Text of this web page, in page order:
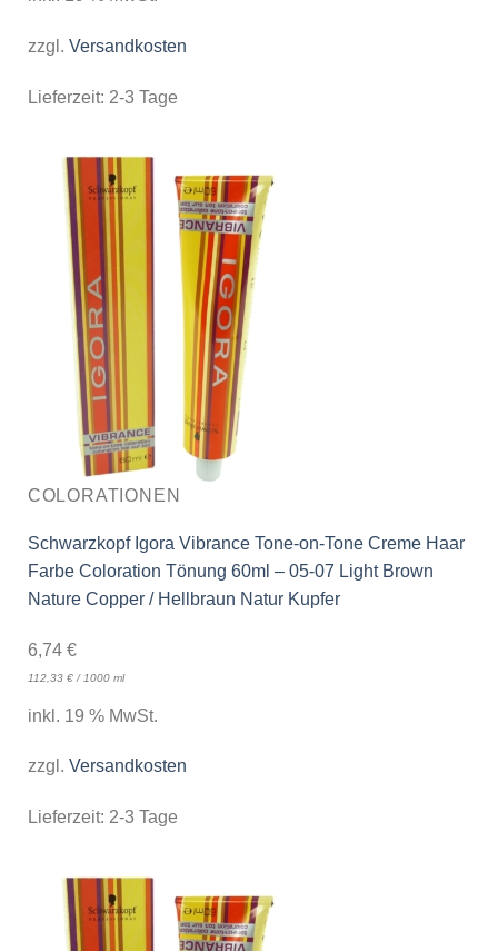
zzgl. Versandkosten
Lieferzeit: 2-3 Tage
COLORATIONEN
Schwarzkopf Igora Vibrance Tone-on-Tone Creme Haar
Farbe Coloration Tönung 60ml – 05-07 Light Brown
Nature Copper / Hellbraun Natur Kupfer
6,74 €
112,33 €/ 1000 ml
inkl. 19 % MwSt.
zzgl. Versandkosten
Lieferzeit: 2-3 Tage